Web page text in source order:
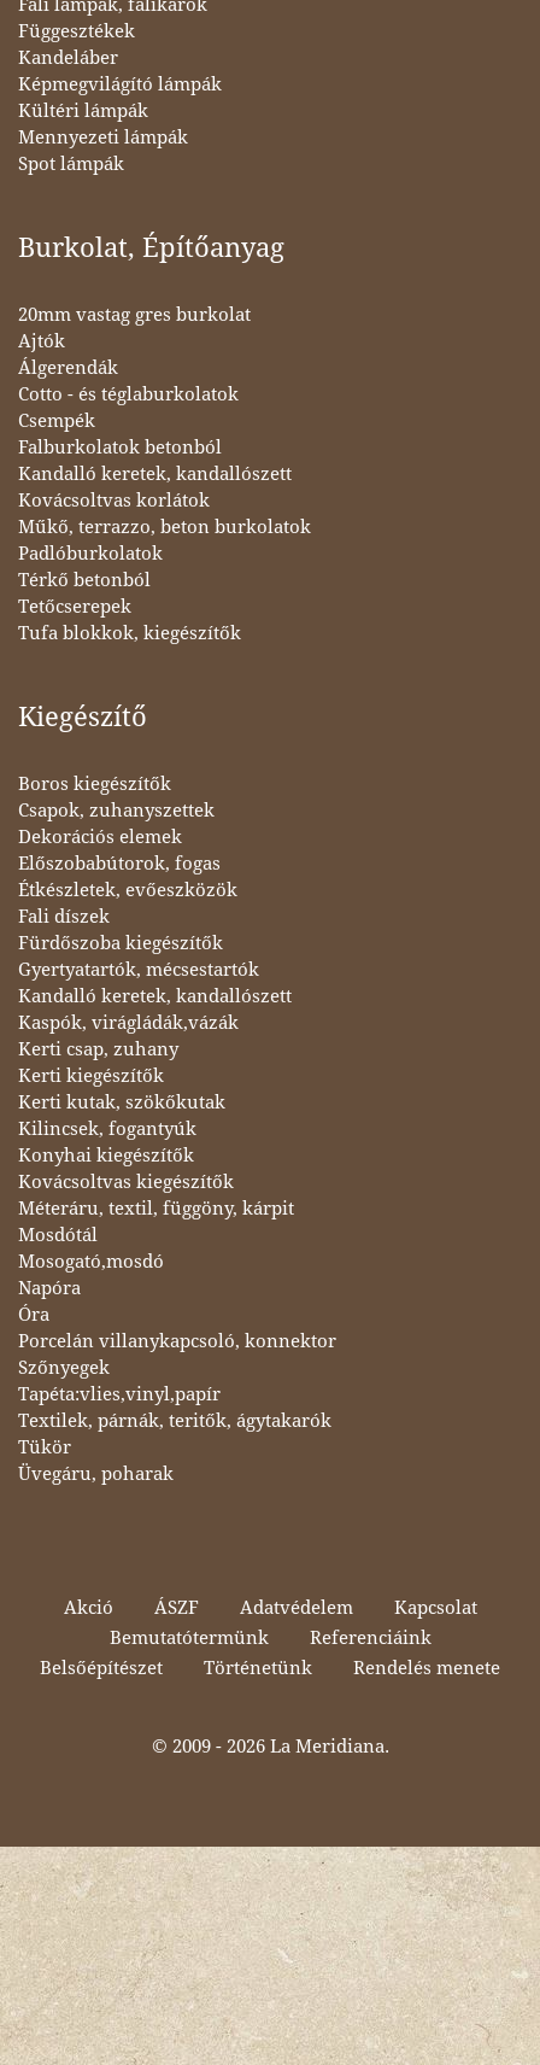
Fali lámpák, falikarok
Függesztékek
Kandeláber
Képmegvilágító lámpák
Kültéri lámpák
Mennyezeti lámpák
Spot lámpák
Burkolat, Építőanyag
20mm vastag gres burkolat
Ajtók
Álgerendák
Cotto - és téglaburkolatok
Csempék
Falburkolatok betonból
Kandalló keretek, kandallószett
Kovácsoltvas korlátok
Műkő, terrazzo, beton burkolatok
Padlóburkolatok
Térkő betonból
Tetőcserepek
Tufa blokkok, kiegészítők
Kiegészítő
Boros kiegészítők
Csapok, zuhanyszettek
Dekorációs elemek
Előszobabútorok, fogas
Étkészletek, evőeszközök
Fali díszek
Fürdőszoba kiegészítők
Gyertyatartók, mécsestartók
Kandalló keretek, kandallószett
Kaspók, virágládák,vázák
Kerti csap, zuhany
Kerti kiegészítők
Kerti kutak, szökőkutak
Kilincsek, fogantyúk
Konyhai kiegészítők
Kovácsoltvas kiegészítők
Méteráru, textil, függöny, kárpit
Mosdótál
Mosogató,mosdó
Napóra
Óra
Porcelán villanykapcsoló, konnektor
Szőnyegek
Tapéta:vlies,vinyl,papír
Textilek, párnák, teritők, ágytakarók
Tükör
Üvegáru, poharak
Akció ÁSZF Adatvédelem
Kapcsolat
Bemutatótermünk
Referenciáink
Belsőépítészet
Történetünk Rendelés menete
© 2009 - 2026 La Meridiana.